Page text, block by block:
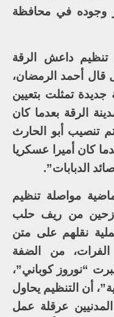
وجوده في محافظة
تنظيم داعش الرقة
قال أحمد الرمضان،
جديدة تمثلت بتعيين
الرقة بعدما كان
تنصيب أبو الحارث
كان أميرا عسكريا
الدبابات”.
مواصلة تنظيم
من ريف حلب
نقلهم على متن
الفرات، من الضفة
“نوروز كوباني”،
أن التنظيم يحاول
عرقلة عمل